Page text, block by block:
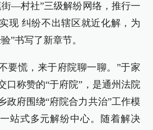
—村社”三级解纷网络，推行一
现 纠纷不出辖区就近化解，为
”书写了新章节。
要慌，来于府院聊一聊。”于家
口称赞的“于府院”，是通州法院
政府围绕“府院合力共治”工作模
站式多元解纷中心。随着解决